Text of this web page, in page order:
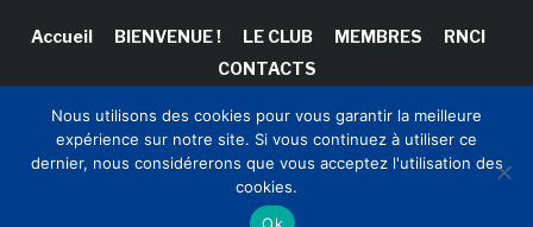
Accueil BIENVENUE ! LE CLUB MEMBRES
RNCI
CONTACTS
Copyright © 2026 Club Innovation & Culture CLIC France /
Sinapses Conseils
Nous utilisons des cookies pour vous garantir la meilleure
expérience sur notre site. Si vous continuez à utiliser ce
dernier, nous considérerons que vous acceptez l'utilisation des
cookies.
Ok